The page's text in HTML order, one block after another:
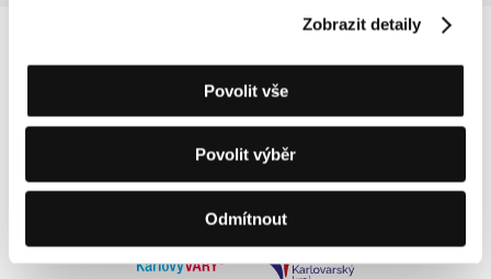
Zobrazit detaily
Povolit vše
Povolit výběr
Odmítnout